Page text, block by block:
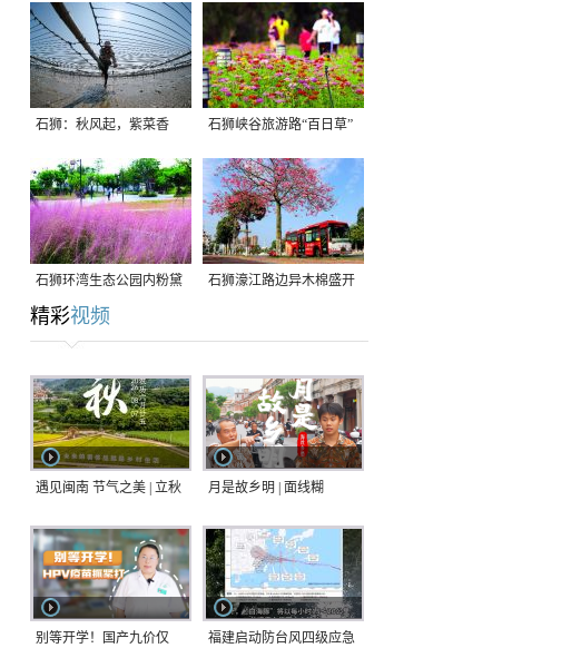
石狮：秋风起，紫菜香 石狮峡谷旅游路“百日草”
争相斗艳
石狮环湾生态公园内粉黛
乱子草盛放
石狮濠江路边异木棉盛开
精彩视频
遇见闽南 节气之美 | 立秋 月是故乡明 | 面线糊
别等开学！国产九价仅 福建启动防台风四级应急